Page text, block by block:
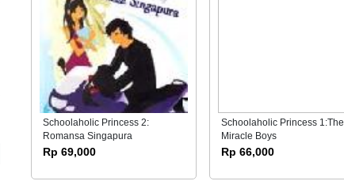
Schoolaholic Princess 2:
Romansa Singapura
Rp 69,000
Schoolaholic Princess 1:The
Miracle Boys
Rp 66,000